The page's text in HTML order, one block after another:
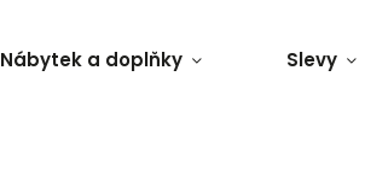
Nábytek a doplňky Slevy